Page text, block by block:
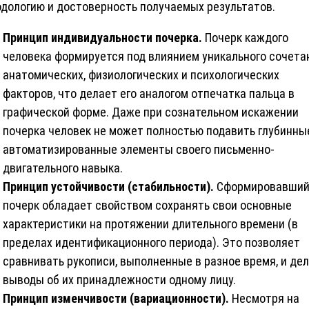
и достоверность получаемых результатов.
Принцип индивидуальности почерка. Почерк каждого
человека формируется под влиянием уникального
анатомических, физиологических и психологических
факторов, что делает его аналогом отпечатка пальца в
графической форме. Даже при сознательном искажении
почерка человек не может полностью подавить
автоматизированные элементы своего письменно-
двигательного навыка.
Принцип устойчивости (стабильности).
почерк обладает свойством сохранять свои основные
характеристики на протяжении длительного времени (в
пределах идентификационного периода). Это позволяет
сравнивать рукописи, выполненные в разное время, и
выводы об их принадлежности одному лицу.
Принцип изменчивости (вариационности). Несмотря на